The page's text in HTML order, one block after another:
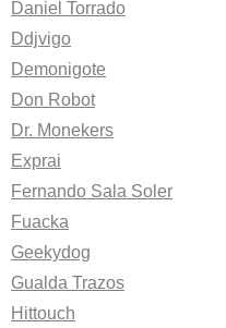
Daniel Torrado
Ddjvigo
Demonigote
Don Robot
Dr. Monekers
Exprai
Fernando Sala Soler
Fuacka
Geekydog
Gualda Trazos
Hittouch